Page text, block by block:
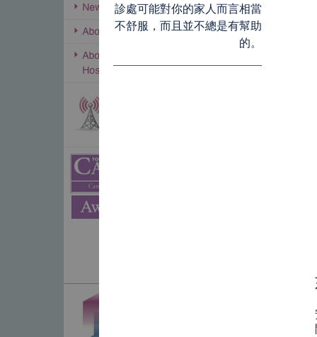
診處可能對你的家人而言相當
不舒服，而且並不總是有幫助
的。